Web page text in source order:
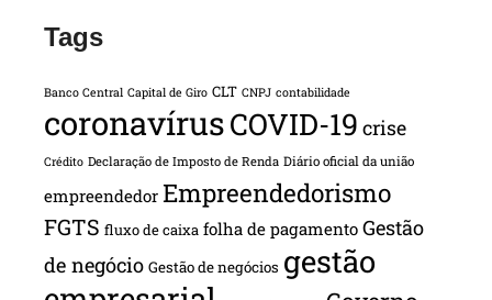
Tags
Banco Central Capital de Giro CLT CNPJ contabilidade
coronavírusCOVID-19 crise
Crédito Declaração de Imposto de Renda Diário oficial da união
empreendedor Empreendedorismo
FGTS fluxo de caixa folha de pagamento Gestão
de negócio Gestão de negócios gestão